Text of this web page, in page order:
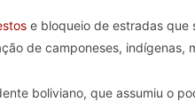
e bloqueio de estradas que
de camponeses, indígenas,
boliviano, que assumiu o